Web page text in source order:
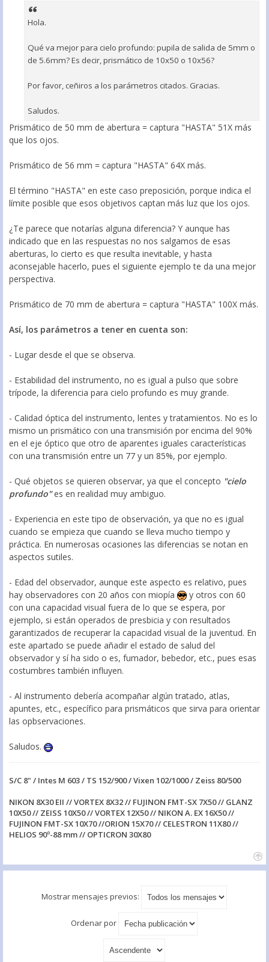
Hola.
Qué va mejor para cielo profundo: pupila de salida de 5mm o
de 5.6mm? Es decir, prismático de 10x50 o 10x56?
Por favor, ceñiros a los parámetros citados. Gracias.
Saludos.
Prismático de 50 mm de abertura = captura "HASTA" 51X más
que los ojos.
Prismático de 56 mm = captura "HASTA" 64X más.
El término "HASTA" en este caso preposición, porque indica el
límite posible que esos objetivos captan más luz que los ojos.
¿Te parece que notarías alguna diferencia? Y aunque has
indicado que en las respuestas no nos salgamos de esas
aberturas, lo cierto es que resulta inevitable, y hasta
aconsejable hacerlo, pues el siguiente ejemplo te da una mejor
perspectiva.
Prismático de 70 mm de abertura = captura "HASTA" 100X más.
Así, los parámetros a tener en cuenta son:
- Lugar desde el que se observa.
- Estabilidad del instrumento, no es igual a pulso que sobre
trípode, la diferencia para cielo profundo es muy grande.
- Calidad óptica del instrumento, lentes y tratamientos. No es lo
mismo un prismático con una transmisión por encima del 90%
en el eje óptico que otro de aparentes iguales características
con una transmisión entre un 77 y un 85%, por ejemplo.
- Qué objetos se quieren observar, ya que el concepto "cielo
profundo"es en realidad muy ambiguo.
- Experiencia en este tipo de observación, ya que no es igual
cuando se empieza que cuando se lleva mucho tiempo y
práctica. En numerosas ocasiones las diferencias se notan en
aspectos sutiles.
- Edad del observador, aunque este aspecto es relativo, pues
hay observadores con 20 años con miopía
y otros con 60
con una capacidad visual fuera de lo que se espera, por
ejemplo, si están operados de presbicia y con resultados
garantizados de recuperar la capacidad visual de la juventud. En
este apartado se puede añadir el estado de salud del
observador y sí ha sido o es, fumador, bebedor, etc., pues esas
costumbres también influyen.
- Al instrumento debería acompañar algún tratado, atlas,
apuntes, etc., específico para prismáticos que sirva para orientar
las opbservaciones.
Saludos.
S/C 8" / Intes M 603 / TS 152/900 / Vixen 102/1000 / Zeiss 80/500
NIKON 8X30 EII // VORTEX 8X32 // FUJINON FMT-SX 7X50 // GLANZ
10X50 // ZEISS 10X50 // VORTEX 12X50 // NIKON A. EX 16X50 //
FUJINON FMT-SX 10X70 //ORION 15X70 // CELESTRON 11X80 //
HELIOS 90º-88 mm // OPTICRON 30X80
Mostrar mensajes previos:
Ordenar por